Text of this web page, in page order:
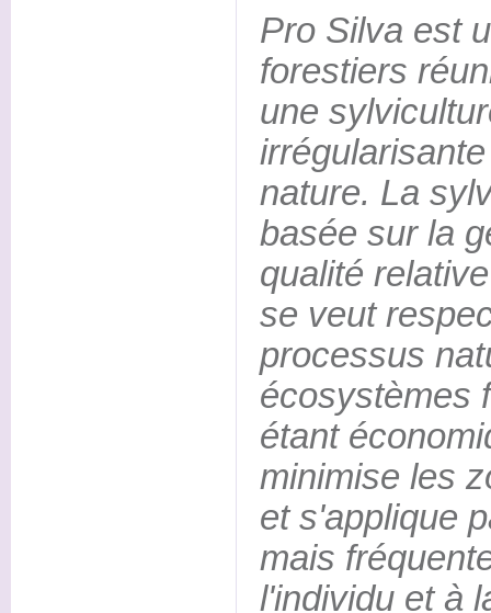
Pro Silva est
forestiers
une
nature. La
basée sur la
qualité
se veut
processus
écosystèmes
étant
minimise les
et s'applique
mais
l'individu et à